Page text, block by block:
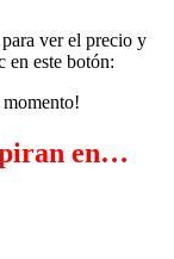
ver el precio y
en este botón:
momento!
en…